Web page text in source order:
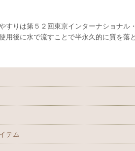
すりは第５２回東京インターナショナ
用後に水で流すことで半永久的に質を落
テム